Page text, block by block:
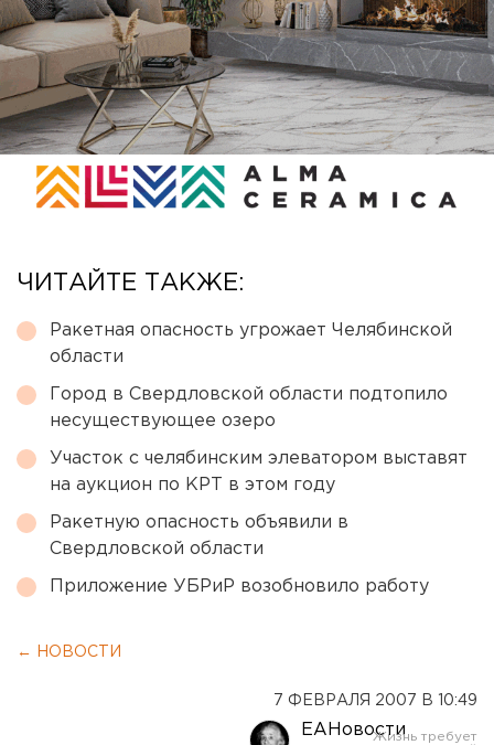
ЧИТАЙТЕ ТАКЖЕ:
Ракетная опасность угрожает Челябинской
области
Город в Свердловской области подтопило
несуществующее озеро
Участок с челябинским элеватором выставят
на аукцион по КРТ в этом году
Ракетную опасность объявили в
Свердловской области
Приложение УБРиР возобновило работу
← НОВОСТИ
7 ФЕВРАЛЯ 2007 В 10:49
ЕАНовости